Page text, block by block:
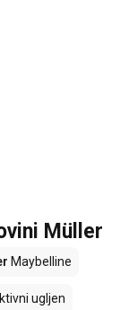
Müller
Maybelline
ugljen